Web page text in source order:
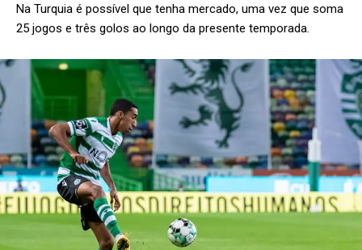
Na Turquia é possível que tenha mercado, uma vez que soma
25 jogos e três golos ao longo da presente temporada.